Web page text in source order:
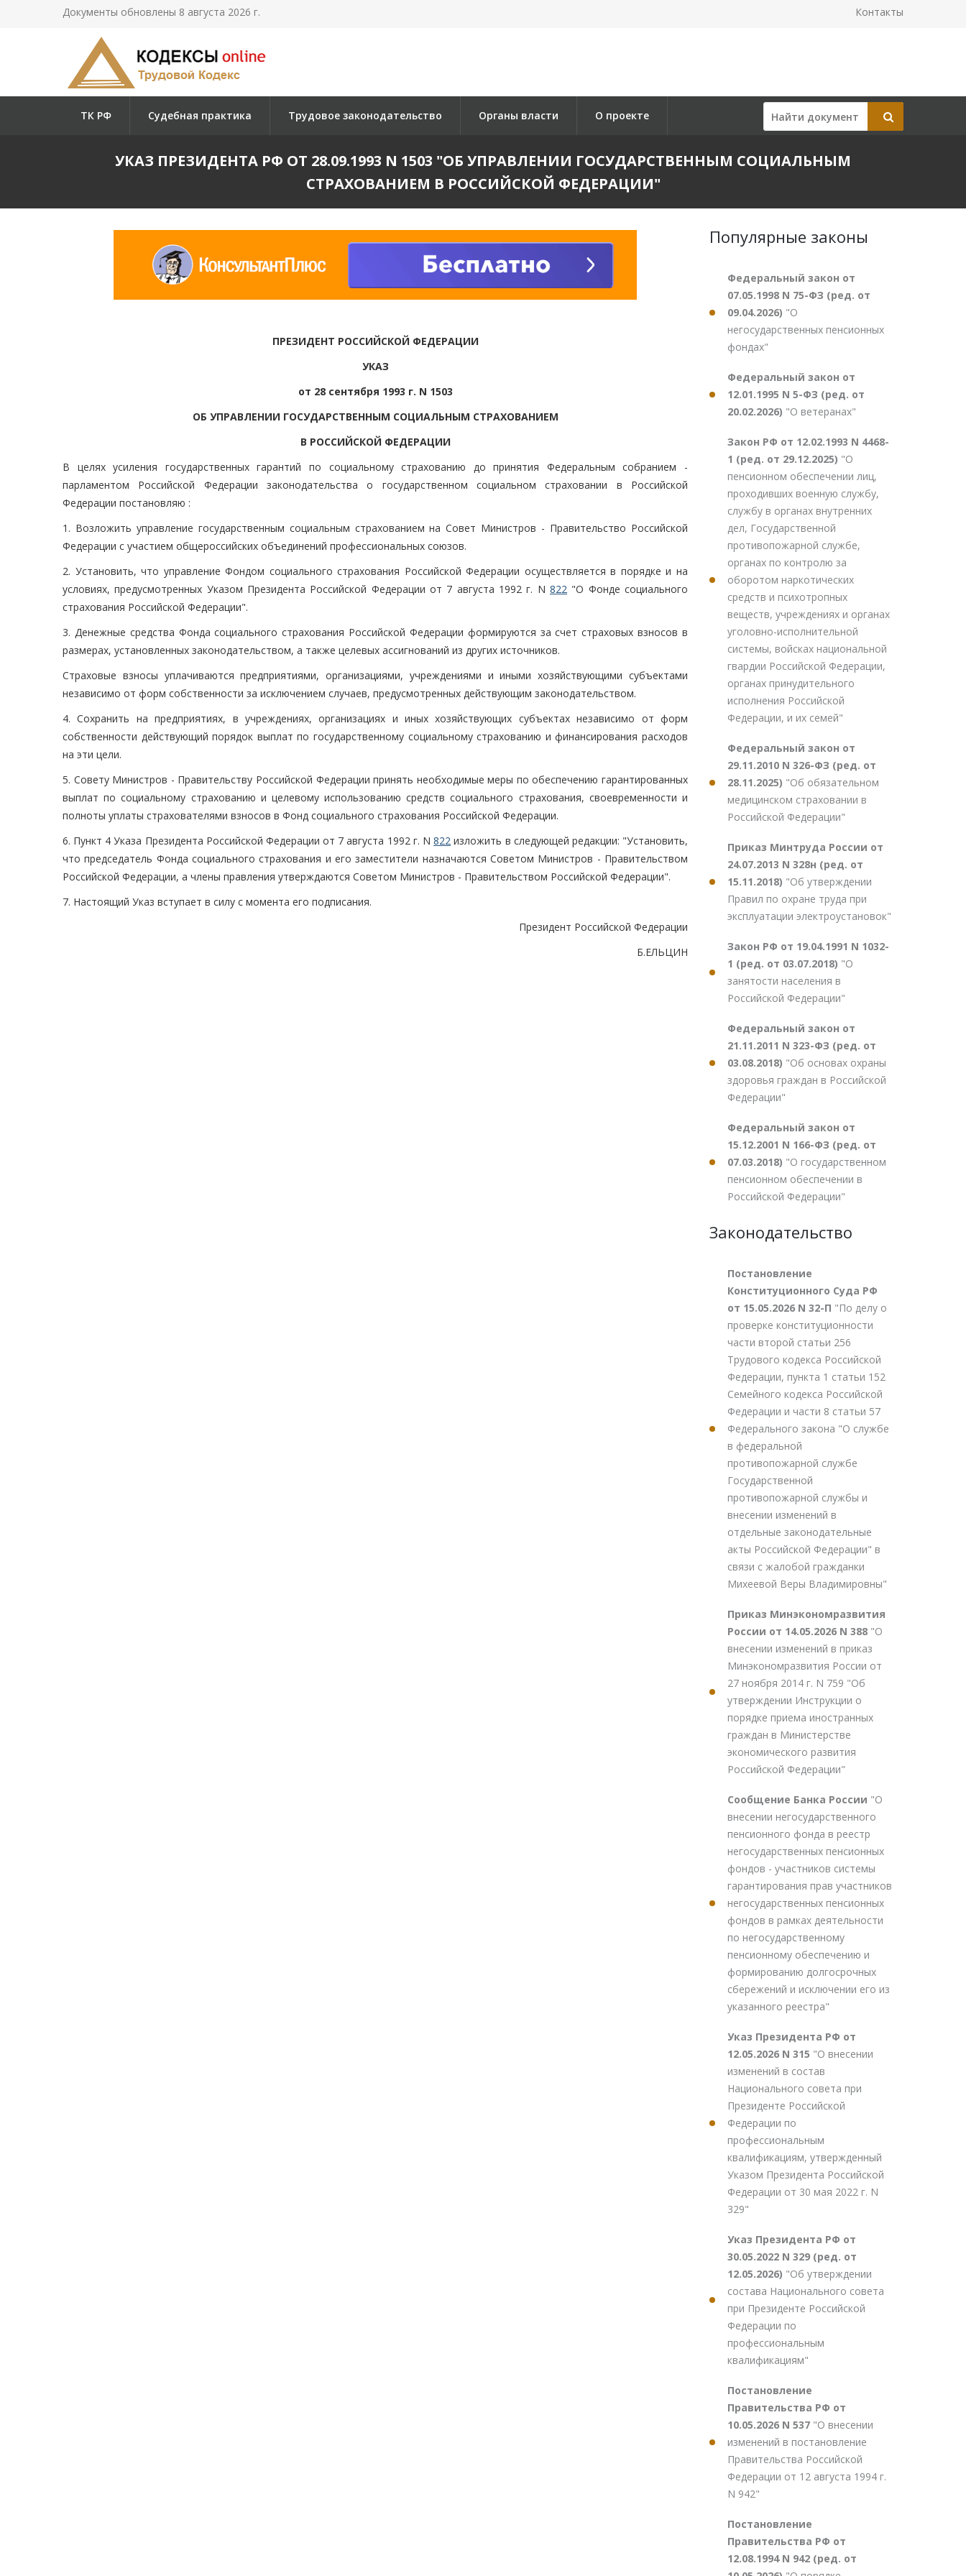
Документы обновлены 8 августа 2026 г. Контакты
ТК РФ Судебная практика Трудовое законодательство Органы власти О проекте
УКАЗ ПРЕЗИДЕНТА РФ ОТ 28.09.1993 N 1503 "ОБ УПРАВЛЕНИИ ГОСУДАРСТВЕННЫМ СОЦИАЛЬНЫМ
СТРАХОВАНИЕМ В РОССИЙСКОЙ ФЕДЕРАЦИИ"
ПРЕЗИДЕНТ РОССИЙСКОЙ ФЕДЕРАЦИИ
УКАЗ
от 28 сентября 1993 г. N 1503
ОБ УПРАВЛЕНИИ ГОСУДАРСТВЕННЫМ СОЦИАЛЬНЫМ СТРАХОВАНИЕМ
В РОССИЙСКОЙ ФЕДЕРАЦИИ
В целях усиления государственных гарантий по социальному страхованию до принятия Федеральным собранием -
парламентом Российской Федерации законодательства о государственном социальном страховании в Российской
Федерации постановляю :
1. Возложить управление государственным социальным страхованием на Совет Министров - Правительство Российской
Федерации с участием общероссийских объединений профессиональных союзов.
2. Установить, что управление Фондом социального страхования Российской Федерации осуществляется в порядке и на
условиях, предусмотренных Указом Президента Российской Федерации от 7 августа 1992 г. N 822 "О Фонде социального
страхования Российской Федерации".
3. Денежные средства Фонда социального страхования Российской Федерации формируются за счет страховых взносов в
размерах, установленных законодательством, а также целевых ассигнований из других источников.
Страховые взносы уплачиваются предприятиями, организациями, учреждениями и иными хозяйствующими субъектами
независимо от форм собственности за исключением случаев, предусмотренных действующим законодательством.
4. Сохранить на предприятиях, в учреждениях, организациях и иных хозяйствующих субъектах независимо от форм
собственности действующий порядок выплат по государственному социальному страхованию и финансирования расходов
на эти цели.
5. Совету Министров - Правительству Российской Федерации принять необходимые меры по обеспечению гарантированных
выплат по социальному страхованию и целевому использованию средств социального страхования, своевременности и
полноты уплаты страхователями взносов в Фонд социального страхования Российской Федерации.
6. Пункт 4 Указа Президента Российской Федерации от 7 августа 1992 г. N822 изложить в следующей редакции: "Установить,
что председатель Фонда социального страхования и его заместители назначаются Советом Министров - Правительством
Российской Федерации, а члены правления утверждаются Советом Министров - Правительством Российской Федерации".
7. Настоящий Указ вступает в силу с момента его подписания.
Президент Российской Федерации
Б.ЕЛЬЦИН
Популярные законы
Федеральный закон от
07.05.1998 N 75-ФЗ (ред. от
09.04.2026) "О
негосударственных пенсионных
фондах"
Федеральный закон от
12.01.1995 N 5-ФЗ (ред. от
20.02.2026) "О ветеранах"
Закон РФ от 12.02.1993 N 4468-
1 (ред. от 29.12.2025) "О
пенсионном обеспечении лиц,
проходивших военную службу,
службу в органах внутренних
дел, Государственной
противопожарной службе,
органах по контролю за
оборотом наркотических
средств и психотропных
веществ, учреждениях и органах
уголовно-исполнительной
системы, войсках национальной
гвардии Российской Федерации,
органах принудительного
исполнения Российской
Федерации, и их семей"
Федеральный закон от
29.11.2010 N 326-ФЗ (ред. от
28.11.2025) "Об обязательном
медицинском страховании в
Российской Федерации"
Приказ Минтруда России от
24.07.2013 N 328н (ред. от
15.11.2018) "Об утверждении
Правил по охране труда при
эксплуатации электроустановок"
Закон РФ от 19.04.1991 N 1032-
1 (ред. от 03.07.2018) "О
занятости населения в
Российской Федерации"
Федеральный закон от
21.11.2011 N 323-ФЗ (ред. от
03.08.2018) "Об основах охраны
здоровья граждан в Российской
Федерации"
Федеральный закон от
15.12.2001 N 166-ФЗ (ред. от
07.03.2018) "О государственном
пенсионном обеспечении в
Российской Федерации"
Законодательство
Постановление
Конституционного Суда РФ
от 15.05.2026 N 32-П "По делу о
проверке конституционности
части второй статьи 256
Трудового кодекса Российской
Федерации, пункта 1 статьи 152
Семейного кодекса Российской
Федерации и части 8 статьи 57
Федерального закона "О службе
в федеральной
противопожарной службе
Государственной
противопожарной службы и
внесении изменений в
отдельные законодательные
акты Российской Федерации" в
связи с жалобой гражданки
Михеевой Веры Владимировны"
Приказ Минэкономразвития
России от 14.05.2026 N 388 "О
внесении изменений в приказ
Минэкономразвития России от
27 ноября 2014 г. N 759 "Об
утверждении Инструкции о
порядке приема иностранных
граждан в Министерстве
экономического развития
Российской Федерации"
Сообщение Банка России "О
внесении негосударственного
пенсионного фонда в реестр
негосударственных пенсионных
фондов - участников системы
гарантирования прав участников
негосударственных пенсионных
фондов в рамках деятельности
по негосударственному
пенсионному обеспечению и
формированию долгосрочных
сбережений и исключении его из
указанного реестра"
Указ Президента РФ от
12.05.2026 N 315 "О внесении
изменений в состав
Национального совета при
Президенте Российской
Федерации по
профессиональным
квалификациям, утвержденный
Указом Президента Российской
Федерации от 30 мая 2022 г. N
329"
Указ Президента РФ от
30.05.2022 N 329 (ред. от
12.05.2026) "Об утверждении
состава Национального совета
при Президенте Российской
Федерации по
профессиональным
квалификациям"
Постановление
Правительства РФ от
10.05.2026 N 537 "О внесении
изменений в постановление
Правительства Российской
Федерации от 12 августа 1994 г.
N 942"
Постановление
Правительства РФ от
12.08.1994 N 942 (ред. от